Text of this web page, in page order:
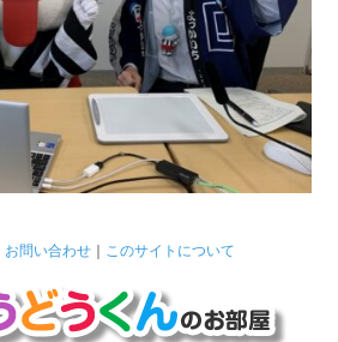
お問い合わせ ｜ このサイトについて